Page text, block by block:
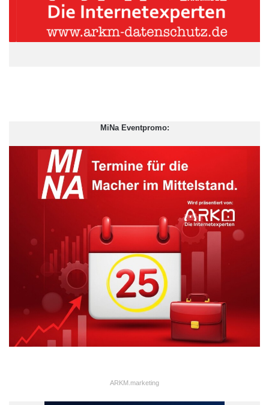
und testen sogar bereits.
Rund ein Drittel der chinesischen Firmen hat sich bislang noch
Deshalb hat die chinesische Regierung in diesem Jahr das
MiNa Eventpromo:
ARKM.marketing